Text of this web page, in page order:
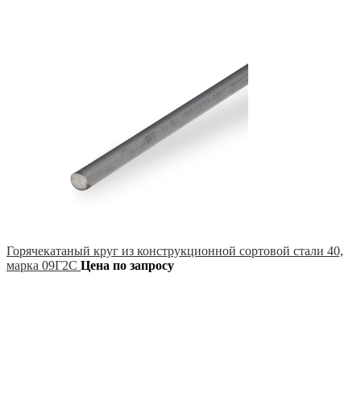
Горячекатаный круг из конструкционной сортовой стали 40,
марка 09Г2С Цена по запросу